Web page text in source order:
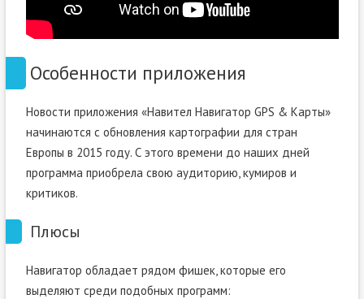
Особенности приложения
Новости приложения «Навител Навигатор GPS & Карты»
начинаются с обновления картографии для стран
Европы в 2015 году. С этого времени до наших дней
программа приобрела свою аудиторию, кумиров и
критиков.
Плюсы
Навигатор обладает рядом фишек, которые его
выделяют среди подобных программ: